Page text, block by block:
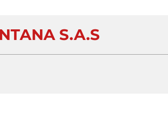
S.A.S